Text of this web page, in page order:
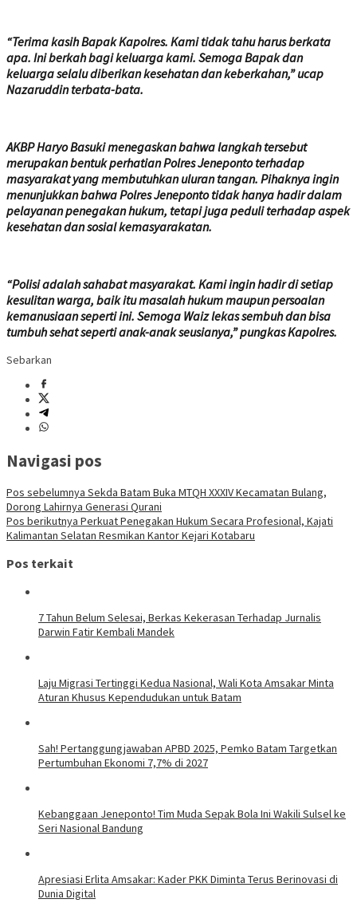
“Terima kasih Bapak Kapolres. Kami tidak tahu harus berkata
apa. Ini berkah bagi keluarga kami. Semoga Bapak dan
keluarga selalu diberikan kesehatan dan keberkahan,” ucap
Nazaruddin terbata-bata.
AKBP Haryo Basuki menegaskan bahwa langkah tersebut
merupakan bentuk perhatian Polres Jeneponto terhadap
masyarakat yang membutuhkan uluran tangan. Pihaknya ingin
menunjukkan bahwa Polres Jeneponto tidak hanya hadir dalam
pelayanan penegakan hukum, tetapi juga peduli terhadap aspek
kesehatan dan sosial kemasyarakatan.
“Polisi adalah sahabat masyarakat. Kami ingin hadir di setiap
kesulitan warga, baik itu masalah hukum maupun persoalan
kemanusiaan seperti ini. Semoga Waiz lekas sembuh dan bisa
tumbuh sehat seperti anak-anak seusianya,” pungkas Kapolres.
Sebarkan
Navigasi pos
Pos sebelumnya Sekda Batam Buka MTQH XXXIV Kecamatan Bulang,
Dorong Lahirnya Generasi Qurani
Pos berikutnya Perkuat Penegakan Hukum Secara Profesional, Kajati
Kalimantan Selatan Resmikan Kantor Kejari Kotabaru
Pos terkait
7 Tahun Belum Selesai, Berkas Kekerasan Terhadap Jurnalis
Darwin Fatir Kembali Mandek
Laju Migrasi Tertinggi Kedua Nasional, Wali Kota Amsakar Minta
Aturan Khusus Kependudukan untuk Batam
Sah! Pertanggungjawaban APBD 2025, Pemko Batam Targetkan
Pertumbuhan Ekonomi 7,7% di 2027
Kebanggaan Jeneponto! Tim Muda Sepak Bola Ini Wakili Sulsel ke
Seri Nasional Bandung
Apresiasi Erlita Amsakar: Kader PKK Diminta Terus Berinovasi di
Dunia Digital